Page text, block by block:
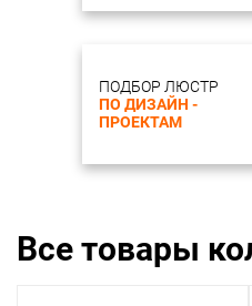
ПОДБОР ЛЮСТР
ПО ДИЗАЙН -
ПРОЕКТАМ
Все товары